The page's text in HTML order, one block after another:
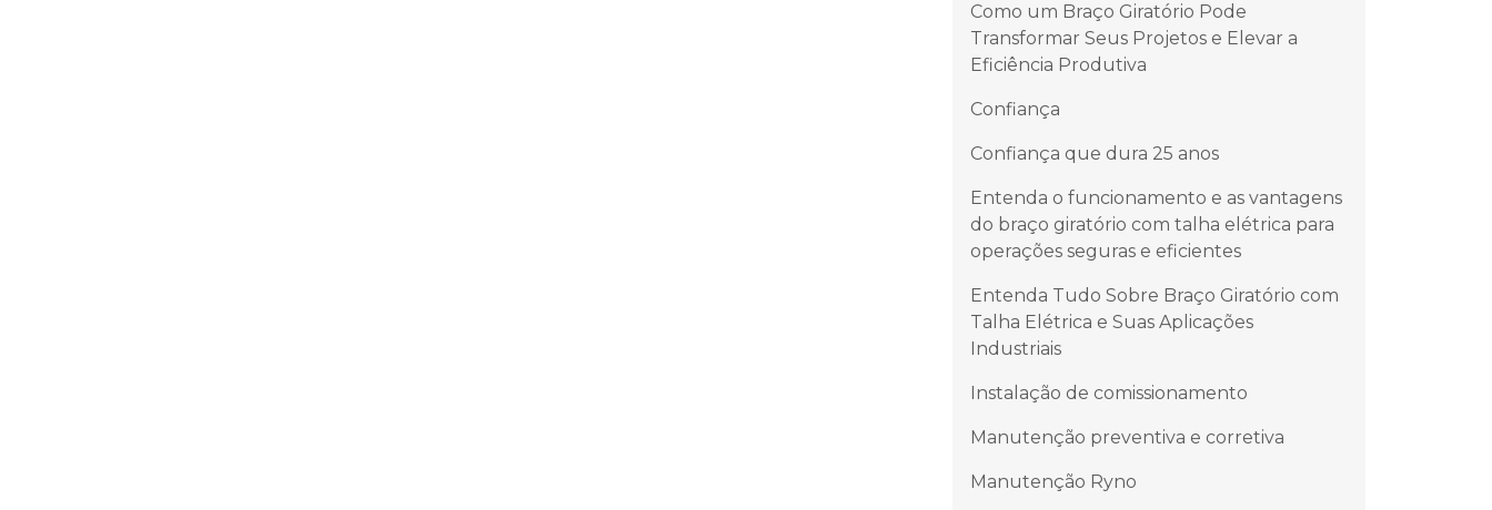
Como um Braço Giratório Pode
Transformar Seus Projetos e Elevar a
Eficiência Produtiva
Confiança
Confiança que dura 25 anos
Entenda o funcionamento e as vantagens
do braço giratório com talha elétrica para
operações seguras e eficientes
Entenda Tudo Sobre Braço Giratório com
Talha Elétrica e Suas Aplicações
Industriais
Instalação de comissionamento
Manutenção preventiva e corretiva
Manutenção Ryno